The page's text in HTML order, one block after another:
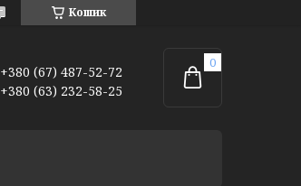
Кошик
+380 (67) 487-52-72
+380 (63) 232-58-25